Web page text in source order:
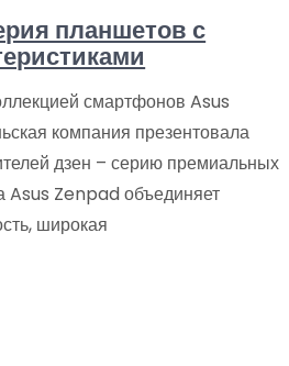
планшетов с
смартфонов Asus
компания презентовала
дзен – серию премиальных
Asus Zenpad объединяет
широкая